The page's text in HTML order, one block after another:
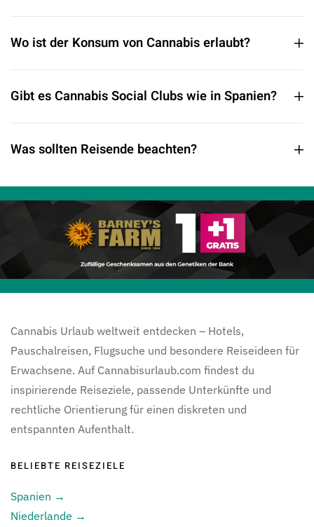
Wo ist der Konsum von Cannabis erlaubt?
Gibt es Cannabis Social Clubs wie in Spanien?
Was sollten Reisende beachten?
Cannabis Urlaub weltweit entdecken – Hotels,
Pauschalreisen, Flugsuche und besondere Reiseideen für
Erwachsene. Auf Cannabisurlaub.com findest du
inspirierende Reiseziele, passende Unterkünfte und
rechtliche Orientierung für einen diskreten und
entspannten Aufenthalt.
BELIEBTE REISEZIELE
Spanien →
Niederlande →